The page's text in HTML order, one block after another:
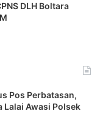
DLH Boltara
Pos Perbatasan,
Lalai Awasi Polsek